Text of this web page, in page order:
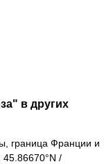
в других
граница Франции и
/